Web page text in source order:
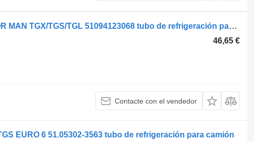
MAN TUBO INTERCAMBIADOR MAN TGX/TGS/TGL 51094123068 tubo de refrigeración para MAN TGL, TGS, TGX camión
46,65 €
Contacte con el vendedor
EURO 6 51.05302-3563 tubo de refrigeración para camión